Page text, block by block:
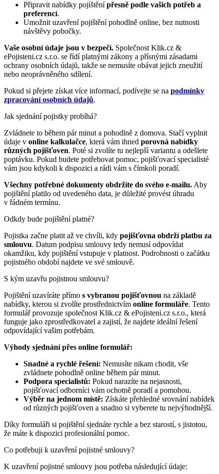
Připravit nabídky pojištěnípřesně podle vašich potřeb a
preferencí.
Umožnit uzavření pojištění pohodlně online, bez nutnosti
návštěvy pobočky.
Vaše osobní údaje jsou v bezpečí. Společnost Klik.cz &
ePojisteni.cz s.r.o. se řídí platnými zákony a přísnými zásadami
ochrany osobních údajů, takže se nemusíte obávat jejich zneužití
nebo neoprávněného sdílení.
Pokud si přejete získat více informací, podívejte se na podmínky
zpracování osobních údajů.
Jak sjednání pojistky probíhá?
Zvládnete to během pár minut a pohodlně z domova. Stačí vyplnit
údaje v online kalkulačce, která vám ihned porovná nabídky
různých pojišťoven. Poté si zvolíte tu nejlepší variantu a odešlete
poptávku. Pokud budete potřebovat pomoc, pojišťovací specialisté
vám jsou kdykoli k dispozici a rádi vám s čímkoli poradí.
Všechny potřebné dokumenty obdržíte do svého e-mailu. Aby
pojištění platilo od uvedeného data, je důležité provést úhradu
v řádném termínu.
Odkdy bude pojištění platné?
Pojistka začne platit až ve chvíli, kdy pojišťovna obdrží platbu za
smlouvu. Datum podpisu smlouvy tedy nemusí odpovídat
okamžiku, kdy pojištění vstupuje v platnost. Podrobnosti o začátku
pojistného období najdete ve své smlouvě.
S kým uzavřu pojistnou smlouvu?
Pojištění uzavíráte přímo s vybranou pojišťovnou na základě
nabídky, kterou si zvolíte prostřednictvím online formuláře. Tento
formulář provozuje společnost Klik.cz & ePojisteni.cz s.r.o., která
funguje jako zprostředkovatel a zajistí, že najdete ideální řešení
odpovídající vašim potřebám.
Výhody sjednání přes online formulář:
Snadné a rychlé řešení: Nemusíte nikam chodit, vše
zvládnete pohodlně online během pár minut.
Podpora specialistů: Pokud narazíte na nejasnosti,
pojišťovací odborníci vám ochotně poradí a pomohou.
Výběr na jednom místě: Získáte přehledné srovnání nabídek
od různých pojišťoven a snadno si vyberete tu nejvýhodnější.
Díky formuláři si pojištění sjednáte rychle a bez starostí, s jistotou,
že máte k dispozici profesionální pomoc.
Co potřebuji k uzavření pojistné smlouvy?
K uzavření pojistné smlouvy jsou potřeba následující údaje: